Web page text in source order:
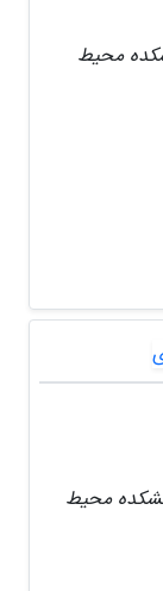
محیط
محیط